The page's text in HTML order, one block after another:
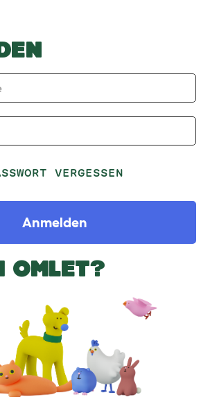
VERGESSEN
Anmelden
OMLET?